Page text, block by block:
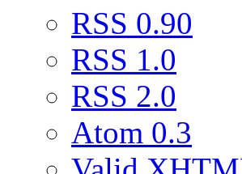
RSS 0.90
RSS 1.0
RSS 2.0
Atom 0.3